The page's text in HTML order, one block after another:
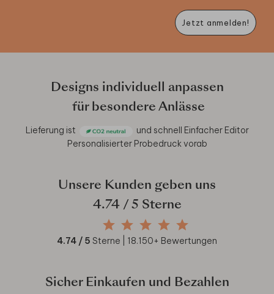
Jetzt anmelden!
Designs individuell anpassen
für besondere Anlässe
Lieferung ist und schnell Einfacher Editor
Personalisierter Probedruck vorab
Unsere Kunden geben uns
4.74/ 5 Sterne
4.74 / 5 Sterne | 18.150+ Bewertungen
Sicher Einkaufen und Bezahlen